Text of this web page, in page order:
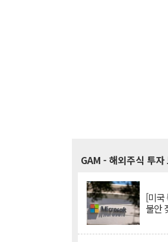
GAM - 해외주식 투자
[미국
불안